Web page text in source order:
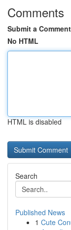
Comments
Submit a Comment
No HTML
HTML is disabled
Search
Published News
1 Cute